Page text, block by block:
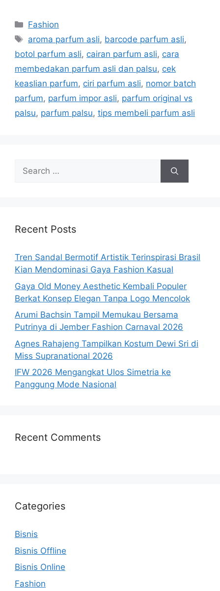
Categories
Fashion
Tags
aroma parfum asli, barcode parfum asli,
botol parfum asli, cairan parfum asli, cara
membedakan parfum asli dan palsu, cek
keaslian parfum, ciri parfum asli, nomor batch
parfum, parfum impor asli, parfum original vs
palsu, parfum palsu, tips membeli parfum asli
Search
for:
Recent Posts
Tren Sandal Bermotif Artistik Terinspirasi Brasil
Kian Mendominasi Gaya Fashion Kasual
Gaya Old Money Aesthetic Kembali Populer
Berkat Konsep Elegan Tanpa Logo Mencolok
Arumi Bachsin Tampil Memukau Bersama
Putrinya di Jember Fashion Carnaval 2026
Agnes Rahajeng Tampilkan Kostum Dewi Sri di
Miss Supranational 2026
IFW 2026 Mengangkat Ulos Simetria ke
Panggung Mode Nasional
Recent Comments
Categories
Bisnis
Bisnis Offline
Bisnis Online
Fashion